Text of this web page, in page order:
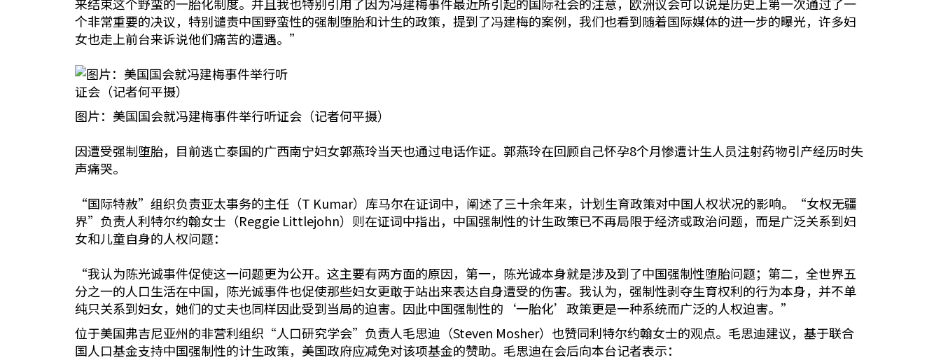
个非常重要的决议，特别谴责中国野蛮性的强制堕胎和计生的政策，提到了冯建梅的案例，我们也看到随着国际媒体的进一步的曝光，许多妇
女也走上前台来诉说他们痛苦的遭遇。”
图片：美国国会就冯建梅事件举行听证会（记者何平摄）
因遭受强制堕胎，目前逃亡泰国的广西南宁妇女郭燕玲当天也通过电话作证。郭燕玲在回顾自己怀孕8个月惨遭计生人员注射药物引产经历时失
声痛哭。
“国际特赦”组织负责亚太事务的主任（T Kumar）库马尔在证词中，阐述了三十余年来，计划生育政策对中国人权状况的影响。“女权无疆
界”负责人利特尔约翰女士（Reggie Littlejohn）则在证词中指出，中国强制性的计生政策已不再局限于经济或政治问题，而是广泛关系到妇
女和儿童自身的人权问题：
“我认为陈光诚事件促使这一问题更为公开。这主要有两方面的原因，第一，陈光诚本身就是涉及到了中国强制性堕胎问题；第二，全世界五
分之一的人口生活在中国，陈光诚事件也促使那些妇女更敢于站出来表达自身遭受的伤害。我认为，强制性剥夺生育权利的行为本身，并不单
纯只关系到妇女，她们的丈夫也同样因此受到当局的迫害。因此中国强制性的‘一胎化’政策更是一种系统而广泛的人权迫害。”
位于美国弗吉尼亚州的非营利组织“人口研究学会”负责人毛思迪（Steven Mosher）也赞同利特尔约翰女士的观点。毛思迪建议，基于联合
国人口基金支持中国强制性的计生政策，美国政府应减免对该项基金的赞助。毛思迪在会后向本台记者表示：